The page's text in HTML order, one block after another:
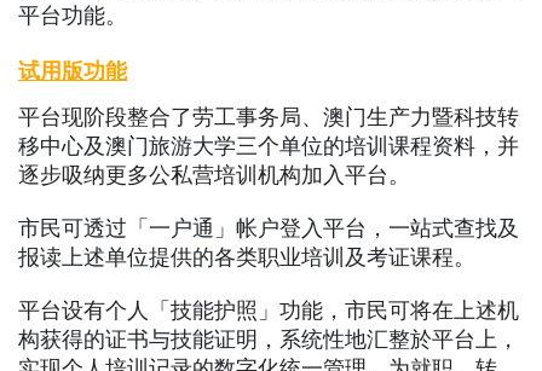
平台功能。
试用版功能
平台现阶段整合了劳工事务局、澳门生产力暨科技转
移中心及澳门旅游大学三个单位的培训课程资料，并
逐步吸纳更多公私营培训机构加入平台。
市民可透过「一户通」帐户登入平台，一站式查找及
报读上述单位提供的各类职业培训及考证课程。
平台设有个人「技能护照」功能，市民可将在上述机
构获得的证书与技能证明，系统性地汇整於平台上，